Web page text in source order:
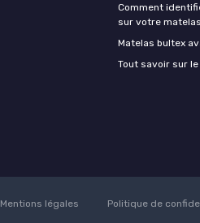
Comment
sur votre matelas
Matelas bultex
Tout savoir sur
Mentions légales Politique de